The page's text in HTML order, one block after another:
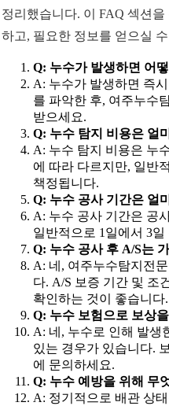
정리했습니다. 이 FAQ 섹션
하고, 필요한 정보를 얻으실
Q: 누수가 발생하면 어
A: 누수가 발생하면 즉
를 파악한 후, 여주누수
받으세요.
Q: 누수 탐지 비용은 얼
A: 누수 탐지 비용은 누
에 따라 다르지만, 일반
책정됩니다.
Q: 누수 공사 기간은 얼
A: 누수 공사 기간은 공
일반적으로 1일에서 3
Q: 누수 공사 후 A/S는
A: 네, 여주누수탐지전
다. A/S 보증 기간 및 조
확인하는 것이 좋습니다.
Q: 누수 보험으로 보상
A: 네, 누수로 인해 발생
있는 경우가 있습니다.
에 문의하세요.
Q: 누수 예방을 위해 무
A: 정기적으로 배관 상